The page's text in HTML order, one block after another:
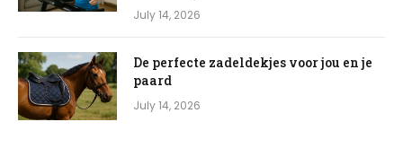
July 14, 2026
De perfecte zadeldekjes voor jou en je
paard
July 14, 2026